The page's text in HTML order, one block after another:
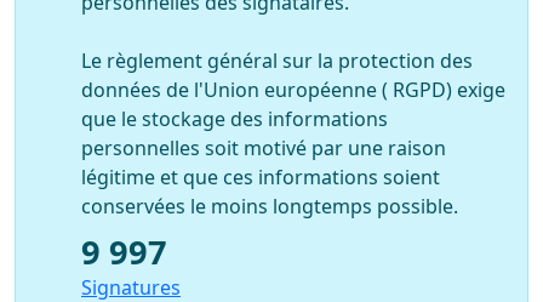
avec de telles inégalités. Nous protestons vivement face à cette
être sanctionné.
Nous déposons donc formellement plainte contre l’État Français et
souhaitons votre plus brève intervention afin de l’inciter à infléchir sa
décision au nom de l’égalité du traitement de ses citoyens.
Recevez, Madame la Secrétaire Générale, nos salutations
----------------------------------------------------------------------------------------------------------
Le règlement général sur la protection des
données de l'Union européenne ( RGPD) exige
que le stockage des informations
personnelles soit motivé par une raison
légitime et que ces informations soient
conservées le moins longtemps possible.
9 997
Signatures